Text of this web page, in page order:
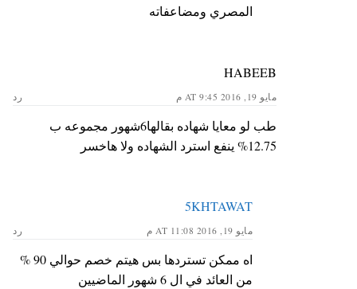
المصري ومضاعفاته
HABEEB
مايو 19, 2016 AT 9:45 م رد
طب لو معايا شهاده بقالها6شهور مجموعه ب
12.75% ينفع استرد الشهاده ولا هاخسر
5KHTAWAT
مايو 19, 2016 AT 11:08 م رد
اه ممكن تستردها بس هيتم خصم حوالي 90 %
من العائد في ال 6 شهور الماضيين